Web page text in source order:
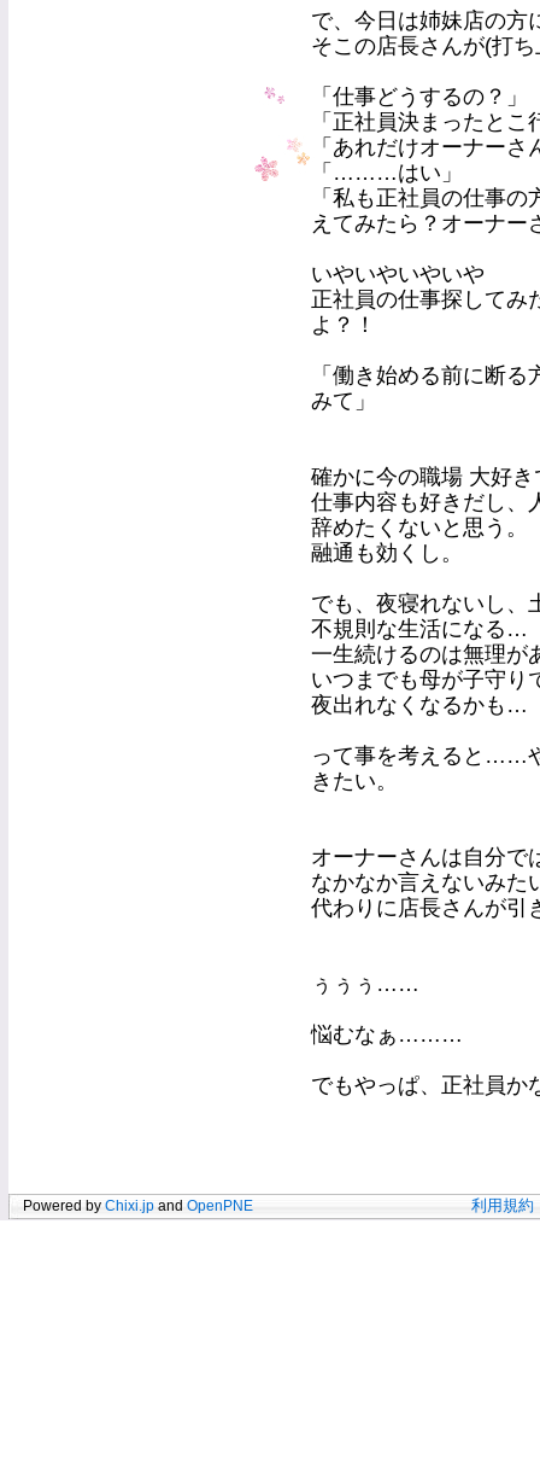
で、今日は姉妹店の
そこの店長さんが(打
「仕事どうするの？」
「正社員決まったとこ
「あれだけオーナー
「………はい」
「私も正社員の仕事
えてみたら？オーナ
いやいやいやいや
正社員の仕事探してみ
よ？！
「働き始める前に断
みて」
確かに今の職場 大好き
仕事内容も好きだし、
辞めたくないと思う。
融通も効くし。
でも、夜寝れないし、
不規則な生活になる…
一生続けるのは無理
いつまでも母が子守
夜出れなくなるかも…
って事を考えると……
きたい。
オーナーさんは自分で
なかなか言えないみた
代わりに店長さんが
ぅぅぅ……
悩むなぁ………
でもやっぱ、正社員
Powered by Chixi.jp and OpenPNE 利用規約